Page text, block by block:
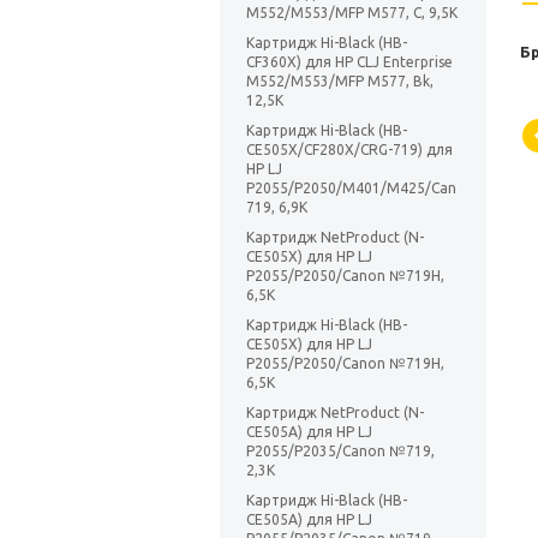
M552/M553/MFP M577, C, 9,5K
Картридж Hi-Black (HB-
CF360X) для HP CLJ Enterprise
M552/M553/MFP M577, Bk,
12,5K
Картридж Hi-Black (HB-
CE505X/CF280X/CRG-719) для
HP LJ
P2055/P2050/M401/M425/Can
719, 6,9K
Картридж NetProduct (N-
CE505X) для HP LJ
P2055/P2050/Canon №719H,
6,5K
Картридж Hi-Black (HB-
CE505X) для HP LJ
P2055/P2050/Canon №719H,
6,5K
Картридж NetProduct (N-
CE505A) для HP LJ
P2055/P2035/Canon №719,
2,3K
Картридж Hi-Black (HB-
CE505A) для HP LJ